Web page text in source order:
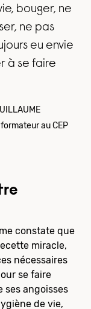
bouger, ne
ne pas
eu envie
à se faire
au CEP
constate que
miracle,
nécessaires
se faire
ses angoisses
de vie,